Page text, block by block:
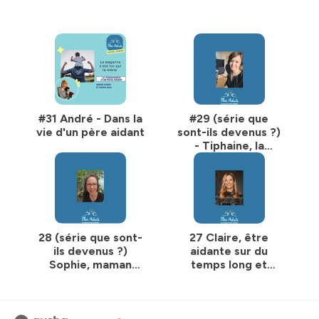
Vous pouvez également me contacter
sigrid@lesaidantes.com
Hébergé par Ausha. Visitez
ausha.co/politique-de-
confidentialite
pour plus d'informations.
#31 André - Dans la
vie d'un père aidant
#29 (série que
sont-ils devenus ?)
- Tiphaine, la
puissance du lien
28 (série que sont-
ils devenus ?)
Sophie, maman
27 Claire, être
aidante sur du
temps long et